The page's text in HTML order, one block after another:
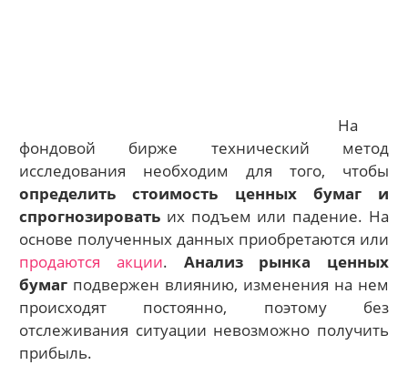
На
фондовой бирже технический метод
исследования необходим для того, чтобы
определить стоимость ценных бумаг и
спрогнозировать их подъем или падение. На
основе полученных данных приобретаются или
продаются акции. Анализ рынка ценных
бумаг подвержен влиянию, изменения на нем
происходят постоянно, поэтому без
отслеживания ситуации невозможно получить
прибыль.